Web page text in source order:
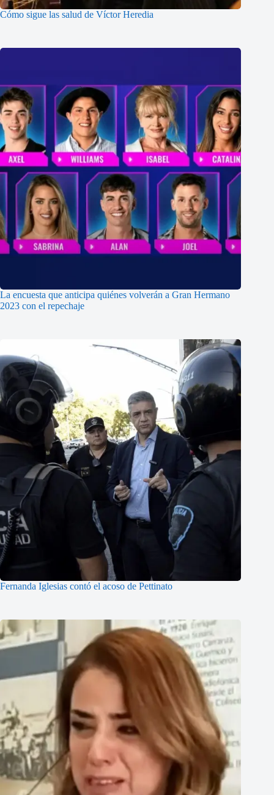
Cómo sigue las salud de Víctor Heredia
La encuesta que anticipa quiénes volverán a Gran Hermano
2023 con el repechaje
Fernanda Iglesias contó el acoso de Pettinato